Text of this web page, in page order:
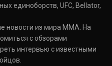
единоборств, UFC, Bellator,
новости из мира ММА. На
с обзорами
интервью с известными